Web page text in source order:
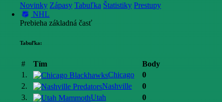
Novinky Zápasy Tabuľka Štatistiky Prestupy
NHL
Prebieha základná časť
Tabuľka:
# Tím
Body
1.
Chicago
0
2.
Nashville
0
3.
Utah
0